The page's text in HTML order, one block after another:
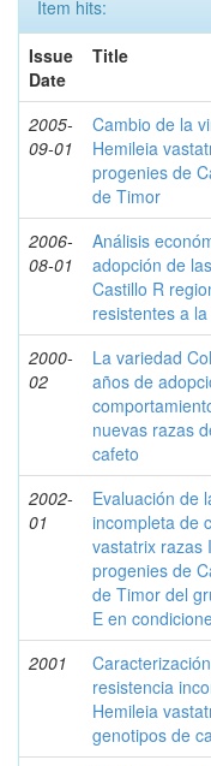
Item hits:
Issue
Date
Title
2005-
09-01
Cambio de la
Hemileia
progenies de
de Timor
2006-
08-01
Análisis
adopción de
Castillo R
resistentes a
2000-
02
La variedad
años de
nuevas razas
cafeto
2002-
01
Evaluación de
incompleta de
vastatrix razas
progenies de
de Timor del
E en
2001
resistencia
Hemileia
genotipos de